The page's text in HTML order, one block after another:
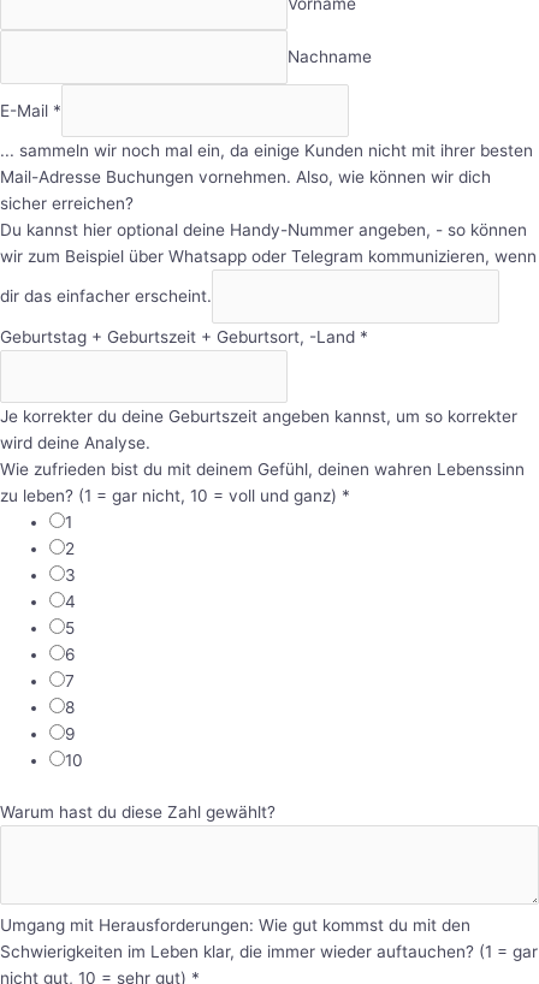
Nachname
E-Mail *
... sammeln wir noch mal ein, da einige Kunden nicht mit ihrer besten
Mail-Adresse Buchungen vornehmen. Also, wie können wir dich
sicher erreichen?
Du kannst hier optional deine Handy-Nummer angeben, - so können
wir zum Beispiel über Whatsapp oder Telegram kommunizieren, wenn
dir das einfacher erscheint.
Geburtstag + Geburtszeit + Geburtsort, -Land *
Je korrekter du deine Geburtszeit angeben kannst, um so korrekter
wird deine Analyse.
Wie zufrieden bist du mit deinem Gefühl, deinen wahren Lebenssinn
zu leben? (1 = gar nicht, 10 = voll und ganz) *
1
2
3
4
5
6
7
8
9
10
Warum hast du diese Zahl gewählt?
Umgang mit Herausforderungen: Wie gut kommst du mit den
Schwierigkeiten im Leben klar, die immer wieder auftauchen? (1 = gar
nicht gut, 10 = sehr gut) *